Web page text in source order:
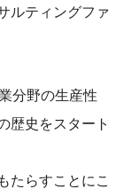
ルティングファ
分野の生産性
歴史をスタート
たらすことにこ